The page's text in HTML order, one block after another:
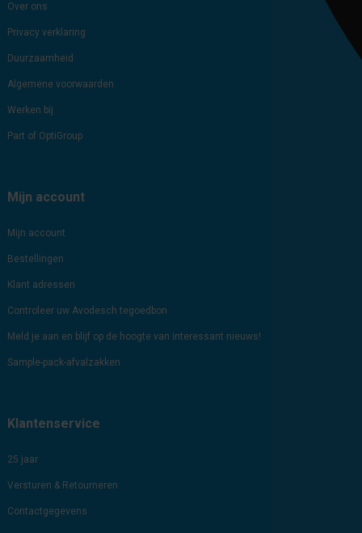
Over ons
Privacy verklaring
Duurzaamheid
Algemene voorwaarden
Werken bij
Part of OptiGroup
Mijn account
Mijn account
Bestellingen
Klant adressen
Controleer uw Avodesch tegoedbon
Meld je aan en blijf op de hoogte van interessant nieuws!
Sample-pack-afvalzakken
Klantenservice
25 jaar
Versturen & Retourneren
Contactgegevens